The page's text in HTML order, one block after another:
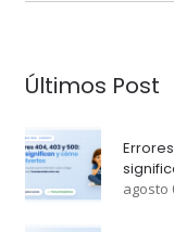
Últimos Post
agosto